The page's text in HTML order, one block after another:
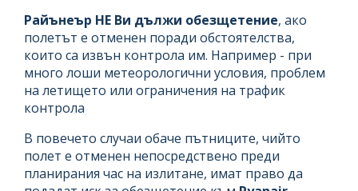
Райънеър НЕ Ви дължи обезщетение, ако
полетът е отменен поради обстоятелства,
които са извън контрола им. Например - при
много лоши метеорологични условия, проблем
на летището или ограничения на трафик
контрола
В повечето случаи обаче пътниците, чийто
полет е отменен непосредствено преди
планирания час на излитане, имат право да